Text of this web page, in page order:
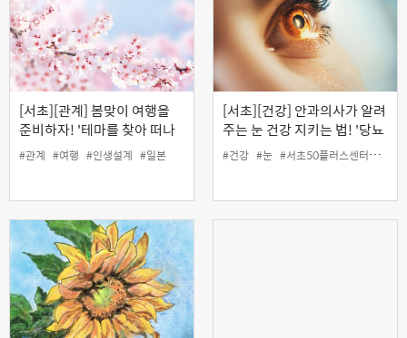
[서초][관계] 봄맞이 여행을
준비하자! '테마를 찾아 떠나
는 일본여행'
#관계 #여행 #인생설계 #일본
[서초][건강] 안과의사가 알려
주는 눈 건강 지키는 법! '당뇨
와 눈 건강' (오프라인)
#건강 #눈 #서초50플러스센터 #안건